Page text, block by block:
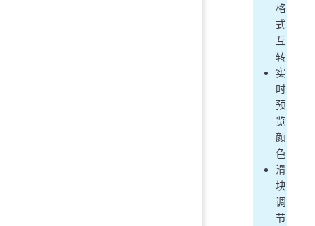
格
式
互
转
实
时
预
览
颜
色
滑
块
调
节